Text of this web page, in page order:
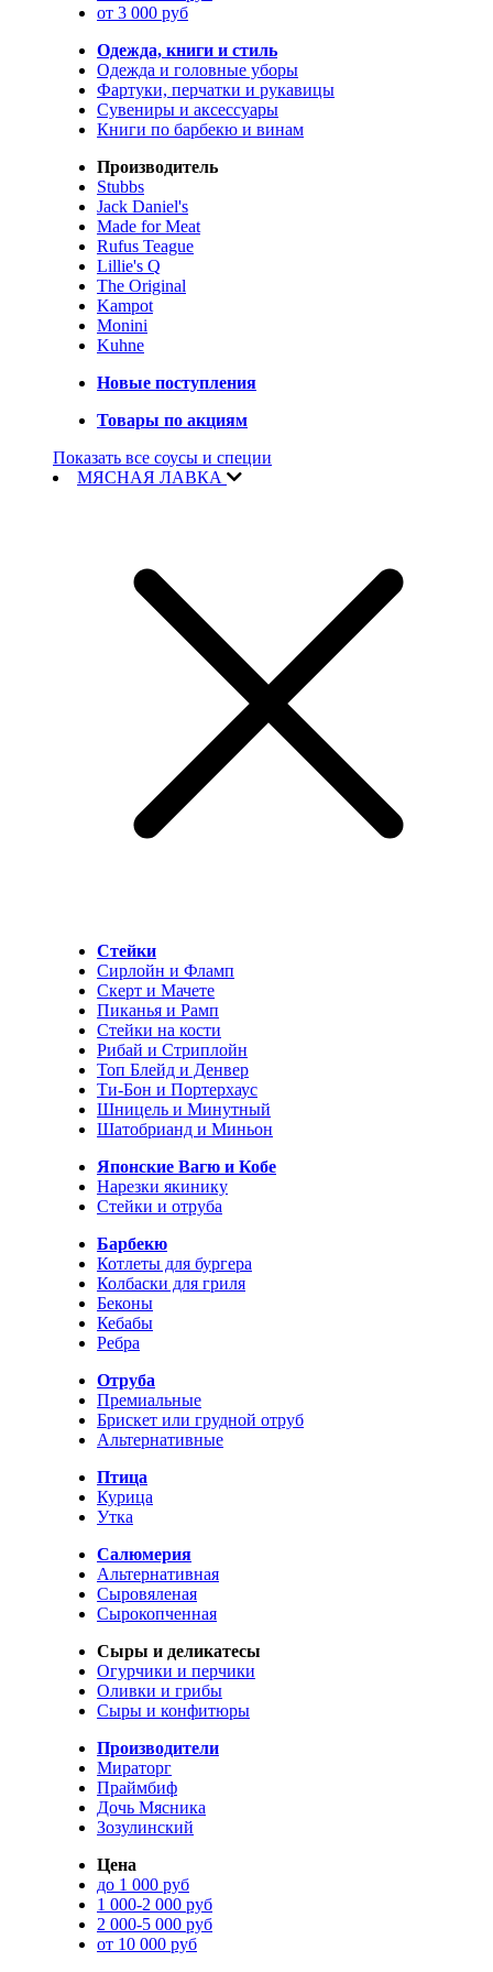
от 3 000 руб
Одежда, книги и стиль
Одежда и головные уборы
Фартуки, перчатки и рукавицы
Сувениры и аксессуары
Книги по барбекю и винам
Производитель
Stubbs
Jack Daniel's
Made for Meat
Rufus Teague
Lillie's Q
The Original
Kampot
Monini
Kuhne
Новые поступления
Товары по акциям
Показать все соусы и специи
МЯСНАЯ ЛАВКА
Стейки
Сирлойн и Фламп
Скерт и Мачете
Пиканья и Рамп
Стейки на кости
Рибай и Стриплойн
Топ Блейд и Денвер
Ти-Бон и Портерхаус
Шницель и Минутный
Шатобрианд и Миньон
Японские Вагю и Кобе
Нарезки якинику
Стейки и отруба
Барбекю
Котлеты для бургера
Колбаски для гриля
Беконы
Кебабы
Ребра
Отруба
Премиальные
Брискет или грудной отруб
Альтернативные
Птица
Курица
Утка
Салюмерия
Альтернативная
Сыровяленая
Сырокопченная
Сыры и деликатесы
Огурчики и перчики
Оливки и грибы
Сыры и конфитюры
Производители
Мираторг
Праймбиф
Дочь Мясника
Зозулинский
Цена
до 1 000 руб
1 000-2 000 руб
2 000-5 000 руб
от 10 000 руб